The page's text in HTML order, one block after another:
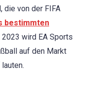
die von der FIFA
bestimmten
2023 wird EA Sports
auf den Markt